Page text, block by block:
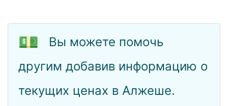
💵
Вы можете помочь
другим добавив информацию о
текущих ценах в Алжеше.